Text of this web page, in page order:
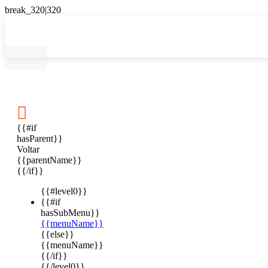

{{#if
hasParent}}
Voltar
{{parentName}}
{{/if}}
{{#level0}}
{{#if
hasSubMenu}}
{{menuName}}
{{else}}
{{menuName}}
{{/if}}